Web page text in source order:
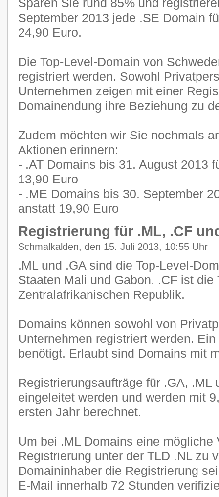
Sparen Sie rund 85% und
September 2013 jede .SE Domain
24,90 Euro.
Die Top-Level-Domain von
registriert werden. Sowohl
Unternehmen zeigen mit einer
Domainendung ihre Beziehung zu
Zudem möchten wir Sie nochmals
Aktionen erinnern:
- .AT Domains bis 31. August 2013
13,90 Euro
- .ME Domains bis 30. September
anstatt 19,90 Euro
Registrierung für .ML, .CF
Schmalkalden, den 15. Juli 2013, 10:55 Uhr
.ML und .GA sind die Top-Level-
Staaten Mali und Gabon. .CF ist die
Zentralafrikanischen Republik.
Domains können sowohl von
Unternehmen registriert werden.
benötigt. Erlaubt sind Domains mit
Registrierungsaufträge für .GA, .ML
eingeleitet werden und werden mit
ersten Jahr berechnet.
Um bei .ML Domains eine mögliche
Registrierung unter der TLD .NL zu
Domaininhaber die Registrierung
E-Mail innerhalb 72 Stunden